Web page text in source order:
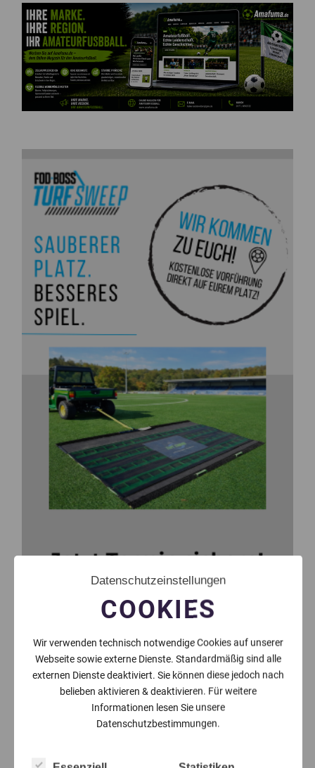
Datenschutzeinstellungen
COOKIES
Wir verwenden technisch notwendige Cookies auf unserer
Webseite sowie externe Dienste. Standardmäßig sind alle
externen Dienste deaktiviert. Sie können diese jedoch nach
belieben aktivieren & deaktivieren. Für weitere
Informationen lesen Sie unsere
Datenschutzbestimmungen.